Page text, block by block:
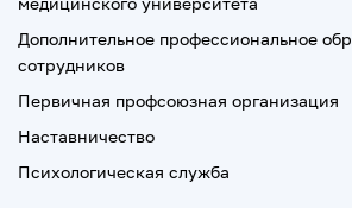
Дополнительное профессиональное
сотрудников
Первичная профсоюзная организация
Наставничество
Психологическая служба